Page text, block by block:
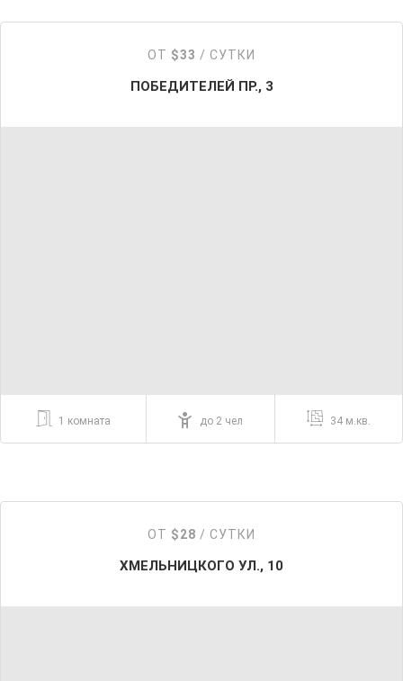
ОТ $33 / СУТКИ
ПОБЕДИТЕЛЕЙ ПР., 3
1 комната до 2 чел 34 м.кв.
ОТ $28 / СУТКИ
ХМЕЛЬНИЦКОГО УЛ., 10